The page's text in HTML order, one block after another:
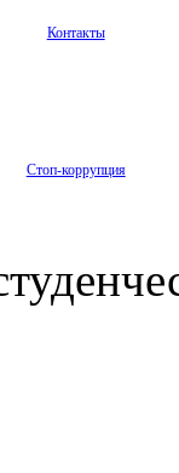
Контакты
Стоп-коррупция